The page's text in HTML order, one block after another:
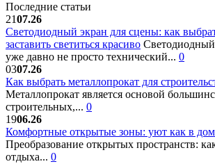
Последние статьи
2107.26
Светодиодный экран для сцены: как
заставить светиться красиво
уже давно не просто технический... 0
0307.26
Как выбрать металлопрокат для
Металлопрокат является основой
строительных,... 0
1906.26
Комфортные открытые зоны: уют как в
Преобразование открытых пространств:
отдыха... 0